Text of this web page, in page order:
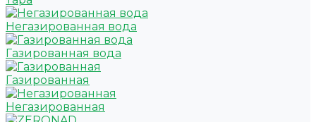
Негазированная вода
Газированная вода
Газированная
Негазированная